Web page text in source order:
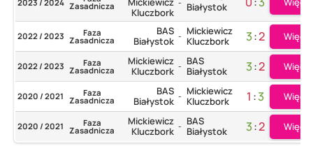
2023 / 2024 Zasadnicza
Kluczbork
- Białystok
2022 / 2023 Faza
Zasadnicza
BAS
Białystok - Mickiewicz
Kluczbork
3:2 Więcej
2022 / 2023 Faza
Zasadnicza
Mickiewicz
Kluczbork - BAS
Białystok
3:2 Więcej
2020 / 2021 Faza
Zasadnicza
BAS
Białystok - Mickiewicz
Kluczbork
1 :3 Więcej
2020 / 2021 Faza
Zasadnicza
Mickiewicz
Kluczbork - BAS
Białystok
3:2 Więcej